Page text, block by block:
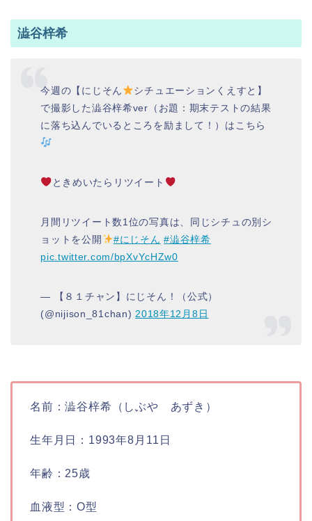
澁谷梓希
今週の【にじそん
シチュエーションくえすと】
で撮影した澁谷梓希ver（お題：期末テストの結果
に落ち込んでいるところを励まして！）はこちら
ときめいたらリツイート
月間リツイート数1位の写真は、同じシチュの別シ
ョットを公開
#にじそん #澁谷梓希
pic.twitter.com/bpXvYcHZw0
— 【８１チャン】にじそん！（公式）
(@nijison_81chan)2018年12月8日
名前：澁谷梓希（しぶや あずき）
生年月日：1993年8月11日
年齢：25歳
血液型：O型